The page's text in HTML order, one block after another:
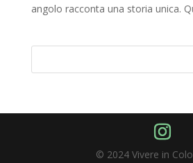
angolo racconta una storia unica.
© 2024 Vivere in